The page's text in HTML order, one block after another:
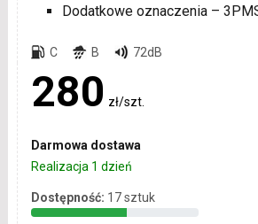
Dodatkowe oznaczenia –
C B 72dB
280 zł/szt.
Darmowa dostawa
Realizacja 1 dzień
Dostępność: 17 sztuk